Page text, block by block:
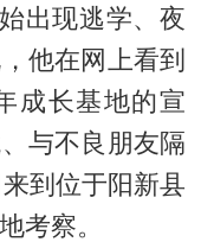
出现逃学、夜
他在网上看到
成长基地的宣
与不良朋友隔
到位于阳新县
考察。